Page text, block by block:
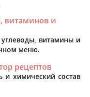
витаминов и
витамины и
меню.
рецептов
и химический состав